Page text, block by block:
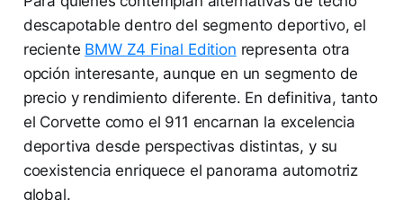
descapotable dentro del segmento deportivo, el
reciente BMW Z4 Final Edition representa otra
opción interesante, aunque en un segmento de
precio y rendimiento diferente. En definitiva, tanto
el Corvette como el 911 encarnan la excelencia
deportiva desde perspectivas distintas, y su
coexistencia enriquece el panorama automotriz
global.